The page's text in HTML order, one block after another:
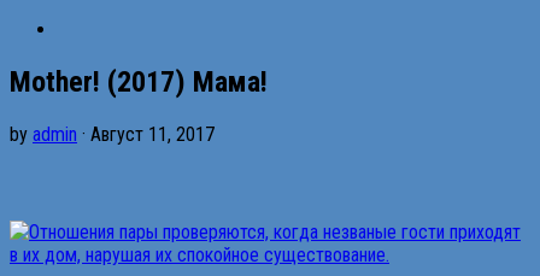
Mother! (2017) Мама!
by admin · Август 11, 2017